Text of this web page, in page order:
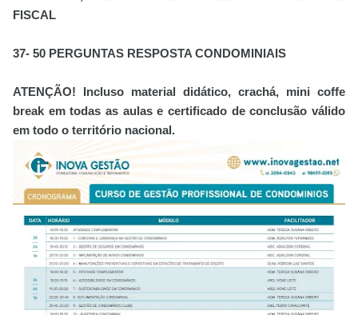
FISCAL
37- 50 PERGUNTAS RESPOSTA CONDOMINIAIS
ATENÇÃO! Incluso material didático, crachá, mini coffe
break em todas as aulas e certificado de conclusão válido
em todo o território nacional.